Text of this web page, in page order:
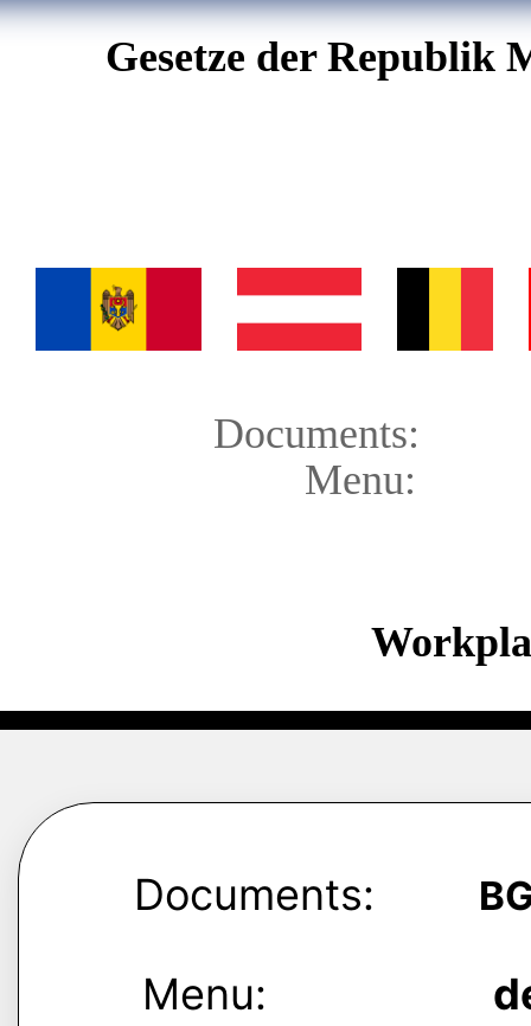
Gesetze der Republik
Documents:
Menu:
Documents:
Menu: